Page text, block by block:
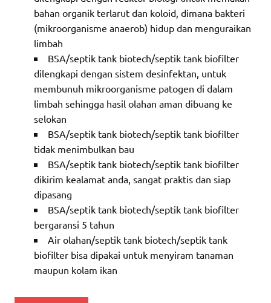
bahan organik terlarut dan koloid, dimana bakteri
(mikroorganisme anaerob) hidup dan menguraikan
limbah
BSA/septik tank biotech/septik tank biofilter
dilengkapi dengan sistem desinfektan, untuk
membunuh mikroorganisme patogen di dalam
limbah sehingga hasil olahan aman dibuang ke
selokan
BSA/septik tank biotech/septik tank biofilter
tidak menimbulkan bau
BSA/septik tank biotech/septik tank biofilter
dikirim kealamat anda, sangat praktis dan siap
dipasang
BSA/septik tank biotech/septik tank biofilter
bergaransi 5 tahun
Air olahan/septik tank biotech/septik tank
biofilter bisa dipakai untuk menyiram tanaman
maupun kolam ikan